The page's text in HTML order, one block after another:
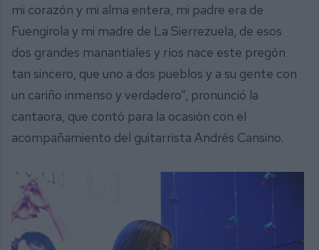
mi corazón y mi alma entera, mi padre era de
Fuengirola y mi madre de La Sierrezuela, de esos
dos grandes manantiales y ríos nace este pregón
tan sincero, que uno a dos pueblos y a su gente con
un cariño inmenso y verdadero”, pronunció la
cantaora, que contó para la ocasión con el
acompañamiento del guitarrista Andrés Cansino.